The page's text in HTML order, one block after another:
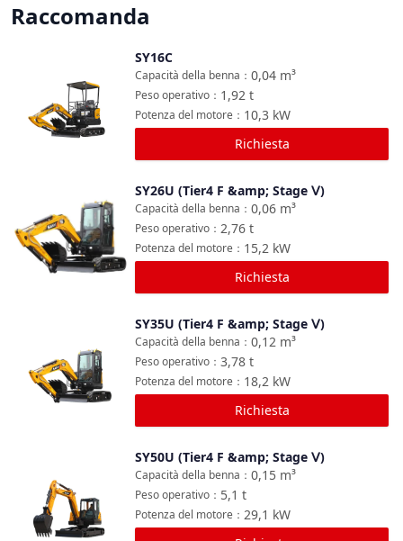
Raccomanda
SY16C
0,04 m³
Capacità della benna ：
1,92 t
Peso operativo ：
10,3 kW
Potenza del motore ：
Richiesta
Confronta
SY26U (Tier4 F &amp; Stage Ⅴ)
0,06 m³
Capacità della benna ：
2,76 t
Peso operativo ：
15,2 kW
Potenza del motore ：
Richiesta
SY35U (Tier4 F &amp; Stage Ⅴ)
0,12 m³
Capacità della benna ：
3,78 t
Peso operativo ：
18,2 kW
Potenza del motore ：
Richiesta
SY50U (Tier4 F &amp; Stage Ⅴ)
0,15 m³
Capacità della benna ：
5,1 t
Peso operativo ：
29,1 kW
Potenza del motore ：